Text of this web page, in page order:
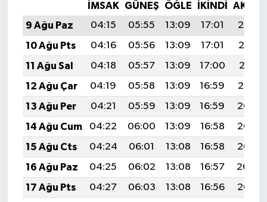
İMSAK GÜNEŞ ÖĞLE İKINDI
9 Ağu Paz
04:15 05:55 13:09 17:01
20:14
10 Ağu Pts
04:16 05:56 13:09 17:01
20:12
11 Ağu Sal
04:18 05:57 13:09 17:00
20:11
12 Ağu Çar
04:19 05:58 13:09 16:59
20:10
13 Ağu Per
04:21 05:59 13:09 16:59
20:08
14 Ağu Cum
04:22 06:00 13:09 16:58
20:07
15 Ağu Cts
04:24 06:01 13:08 16:58
20:06
16 Ağu Paz
04:25 06:02 13:08 16:57
20:04
17 Ağu Pts
04:27 06:03 13:08 16:56
20:03